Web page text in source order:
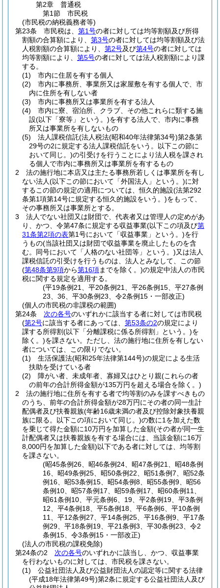
第2章
普通税
第1節
市民税
(市民税の納税義務者等)
第23条
市民税は、 第1号の者に対しては均等割額及び所得
割額の合算額により、 第3号の者に対しては均等割額及び法
人税割額の合算額により、 第2号及び第4号の者に対しては
均等割額により、 第5号の者に対しては法人税割額により課
する。
(1)
市内に住居を有する個人
(2)
市内に事務所、事業所又は家屋敷を有する個人で、市
内に住所を有しない者
(3)
市内に事務所又は事業所を有する法人
(4)
市内に寮、宿泊所、クラブ、その他これらに類する施
設(以下「寮等」という。)を有する法人で、市内に事務
所又は事業所を有しないもの
(5)
法人課税信託(法人税法(昭和40年法律第34号)第2条第
29号の2に規定する法人課税信託をいう。以下この節に
おいて同じ。)の引受けを行うことにより法人税を課され
る個人で市内に事務所又は事業所を有するもの
2
法の施行地に本店又は主たる事務所若しくは事業所を有し
ない法人(以下この節において「外国法人」という。)に対
するこの節の規定の適用については、恒久的施設(法第292
条第1項第14号に規定する恒久的施設をいう。)をもって、
その事務所又は事業所とする。
3
法人でない社団又は財団で、代表者又は管理人の定めがあ
り、かつ、令第47条に規定する収益事業(以下この項及び第
31条第2項の表第1号において「収益事業」という。)を行
うもの(当該社団又は財団で収益事業を廃止したものを含
む。同号において「人格のない社団等」という。)又は法人
課税信託の引受けを行うものは、法人とみなして、この節
(第48条第9項から第16項までを除く。)の規定中法人の市民
税に関する規定を適用する。
(平19条例21、平20条例21、平26条例15、平27条例
23、36、平30条例23、令2条例15・一部改正)
(個人の市民税の非課税の範囲)
第24条
次の各号のいずれかに該当する者に対しては市民税
(第2号に該当する者にあっては、 第53条の2の規定により
課する所得割(以下「分離課税に係る所得割」という。)を
除く。)を課さない。 ただし、法の施行地に住所を有しない
者については、この限りでない。
(1)
生活保護法(昭和25年法律第144号)の規定による生活
扶助を受けている者
(2)
障がい者、未成年者、寡婦又はひとり親(これらの者
の前年の合計所得金額が135万円を超える場合を除く。)
2
法の施行地に住所を有する者で均等割のみを課すべきもの
のうち、前年の合計所得金額が28万円にその者の同一生計
配偶者及び扶養親族(年齢16歳未満の者及び控除対象扶養親
族に限る。以下この項において同じ。)の数に1を加えた数
を乗じて得た金額に10万円を加算した金額(その者が同一生
計配偶者又は扶養親族を有する場合には、当該金額に16万
8,000円を加算した金額)以下である者に対しては、均等割
を課さない。
(昭45条例26、昭46条例24、昭47条例21、昭48条例
16、昭49条例25、昭50条例22、昭51条例7、昭52条
例16、昭53条例15、昭54条例8、昭55条例9、昭56
条例10、昭57条例17、昭59条例17、昭60条例11、
昭61条例10、平元条例6、19、平2条例19、平3条例
12、平4条例18、平5条例18、平6条例6、平10条例
11、平12条例27、平14条例25、平16条例9、平17条
例29、平18条例19、平21条例3、平30条例23、令2
条例15、令3条例15・一部改正)
(法人の市民税の課税免除)
第24条の2
次の各号のいずれかに該当し、かつ、収益事業
を行わないものに対しては、市民税を課さない。
(1)
公益社団法人及び公益財団法人の認定等に関する法律
(平成18年法律第49号)第2条に規定する公益社団法人及び